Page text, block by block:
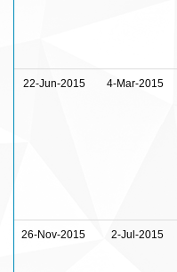
22-Jun-2015 4-Mar-2015
26-Nov-2015 2-Jul-2015